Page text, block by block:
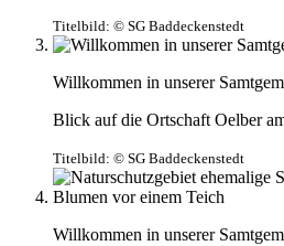
Titelbild: © SG Baddeckenstedt
Willkommen in unserer
Blick auf die Ortschaft Oelber
Titelbild: © SG Baddeckenstedt
Willkommen in unserer